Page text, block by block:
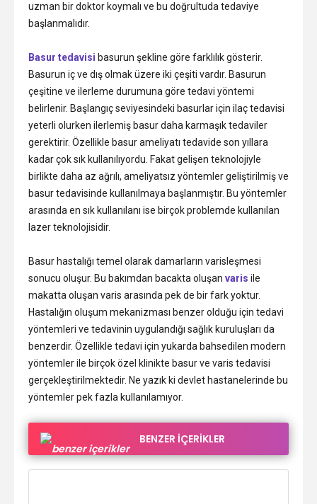
uzman bir doktor koymalı ve bu doğrultuda tedaviye
başlanmalıdır.
Basur tedavisi basurun şekline göre farklılık gösterir.
Basurun iç ve dış olmak üzere iki çeşiti vardır. Basurun
çeşitine ve ilerleme durumuna göre tedavi yöntemi
belirlenir. Başlangıç seviyesindeki basurlar için ilaç tedavisi
yeterli olurken ilerlemiş basur daha karmaşık tedaviler
gerektirir. Özellikle basur ameliyatı tedavide son yıllara
kadar çok sık kullanılıyordu. Fakat gelişen teknolojiyle
birlikte daha az ağrılı, ameliyatsız yöntemler geliştirilmiş ve
basur tedavisinde kullanılmaya başlanmıştır. Bu yöntemler
arasında en sık kullanılanı ise birçok problemde kullanılan
lazer teknolojisidir.
Basur hastalığı temel olarak damarların varisleşmesi
sonucu oluşur. Bu bakımdan bacakta oluşan varis ile
makatta oluşan varis arasında pek de bir fark yoktur.
Hastalığın oluşum mekanizması benzer olduğu için tedavi
yöntemleri ve tedavinin uygulandığı sağlık kuruluşları da
benzerdir. Özellikle tedavi için yukarda bahsedilen modern
yöntemler ile birçok özel klinikte basur ve varis tedavisi
gerçekleştirilmektedir. Ne yazık ki devlet hastanelerinde bu
yöntemler pek fazla kullanılamıyor.
BENZER İÇERİKLER